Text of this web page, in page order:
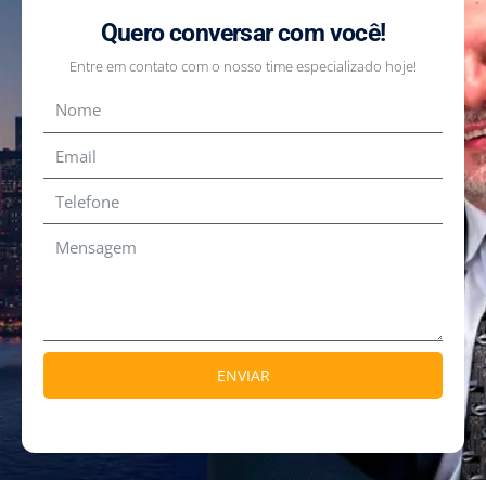
Quero conversar com você!
Entre em contato com o nosso time especializado hoje!
ENVIAR